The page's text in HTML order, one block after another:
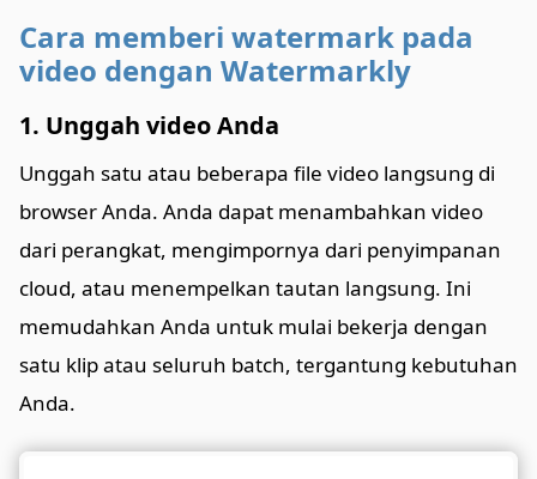
Cara memberi watermark pada
video dengan Watermarkly
1. Unggah video Anda
Unggah satu atau beberapa file video langsung di
browser Anda. Anda dapat menambahkan video
dari perangkat, mengimpornya dari penyimpanan
cloud, atau menempelkan tautan langsung. Ini
memudahkan Anda untuk mulai bekerja dengan
satu klip atau seluruh batch, tergantung kebutuhan
Anda.